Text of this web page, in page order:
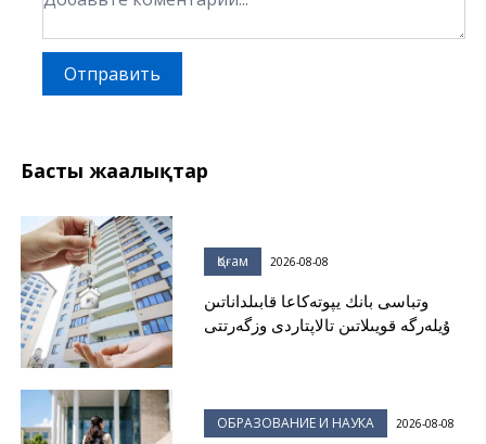
Отправить
Басты жаңалықтар
Қоғам 2026-08-08
وتباسى بانك يپوتەكاعا قابىلداناتىن
ۇيلەرگە قويىلاتىن تالاپتاردى وزگەرتتى
ОБРАЗОВАНИЕ И НАУКА 2026-08-08